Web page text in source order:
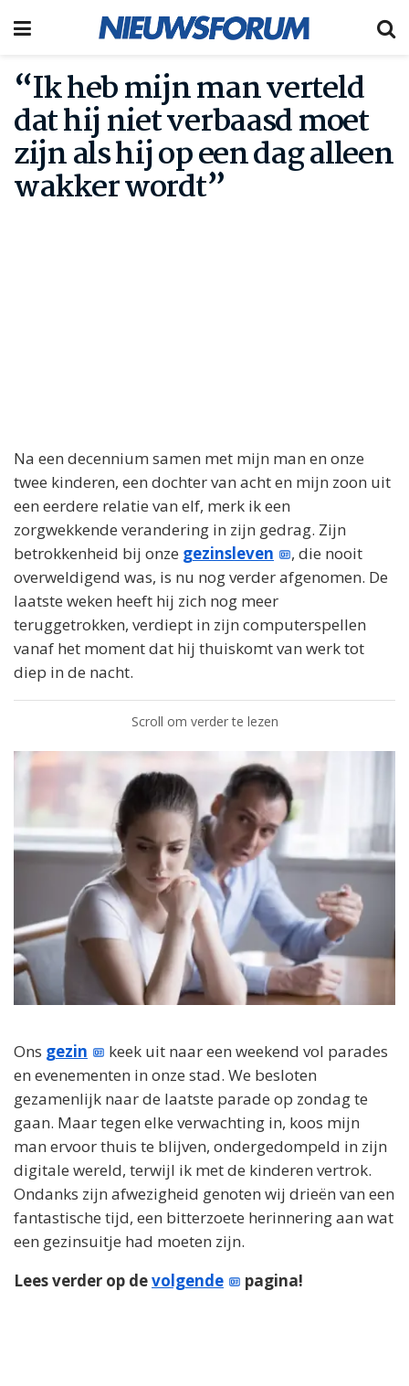
“Ik heb mijn man verteld
dat hij niet verbaasd moet
zijn als hij op een dag alleen
wakker wordt”
Na een decennium samen met mijn man en onze
twee kinderen, een dochter van acht en mijn zoon uit
een eerdere relatie van elf, merk ik een
zorgwekkende verandering in zijn gedrag. Zijn
betrokkenheid bij onze gezinsleven
, die nooit
overweldigend was, is nu nog verder afgenomen. De
laatste weken heeft hij zich nog meer
teruggetrokken, verdiept in zijn computerspellen
vanaf het moment dat hij thuiskomt van werk tot
diep in de nacht.
Scroll om verder te lezen
Ons gezin
keek uit naar een weekend vol parades
en evenementen in onze stad. We besloten
gezamenlijk naar de laatste parade op zondag te
gaan. Maar tegen elke verwachting in, koos mijn
man ervoor thuis te blijven, ondergedompeld in zijn
digitale wereld, terwijl ik met de kinderen vertrok.
Ondanks zijn afwezigheid genoten wij drieën van een
fantastische tijd, een bitterzoete herinnering aan wat
een gezinsuitje had moeten zijn.
Lees verder op devolgende pagina!